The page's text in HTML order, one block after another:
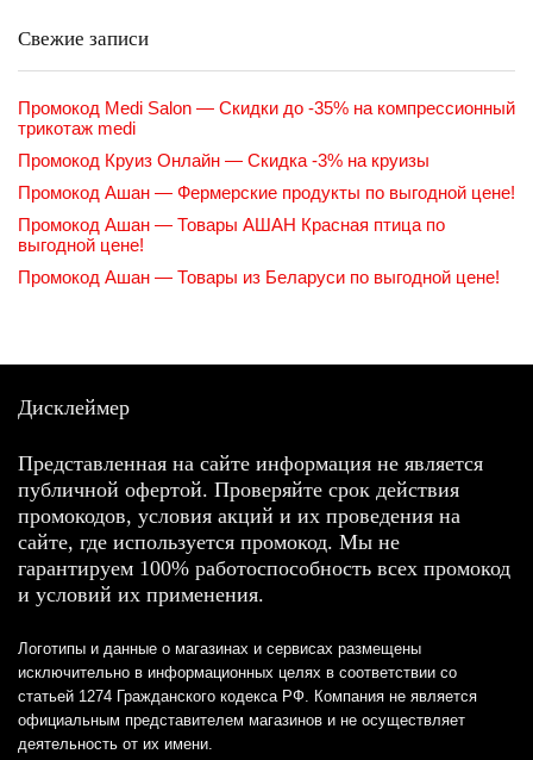
Свежие записи
Промокод Medi Salon — Скидки до -35% на компрессионный
трикотаж medi
Промокод Круиз Онлайн — Скидка -3% на круизы
Промокод Ашан — Фермерские продукты по выгодной цене!
Промокод Ашан — Товары АШАН Красная птица по
выгодной цене!
Промокод Ашан — Товары из Беларуси по выгодной цене!
Дисклеймер
Представленная на сайте информация не является
публичной офертой. Проверяйте срок действия
промокодов, условия акций и их проведения на
сайте, где используется промокод. Мы не
гарантируем 100% работоспособность всех промокод
и условий их применения.
Логотипы и данные о магазинах и сервисах размещены
исключительно в информационных целях в соответствии со
статьей 1274 Гражданского кодекса РФ. Компания не является
официальным представителем магазинов и не осуществляет
деятельность от их имени.